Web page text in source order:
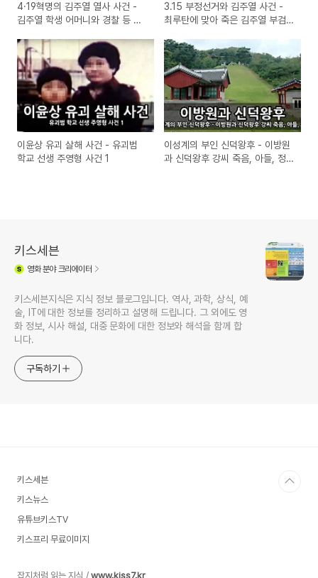
4·19혁명의 김주열 열사 사건 -
김주열 학생 어머니와 경찰 등 정
3.15 부정선거와 김주열 사건 -
최루탄에 맞아 죽은 김주열 부검
이윤상 유괴 살해 사건 - 유괴범
학교 선생 주영형 사건 1
이성계의 부인 신덕왕후 - 이방원
과 신덕왕후 강씨 죽음, 아들, 정
키스세븐
영화분야 크리에이터
키스세븐지식은 지식 정보 블로그입니다. 역사, 과학, 상식, 예
술, IT에 대한 정보를 정리하고 설명해 드립니다. 그 외에도 영
화 정보, 시사 해설, 대중 문화에 대한 정보와 해석을 함께 합
니다.
구독하기
키스세븐
키스뉴스
유튜브키스TV
키스프리 무료이미지
잡지처럼 읽는 지식 / www.kiss7.kr